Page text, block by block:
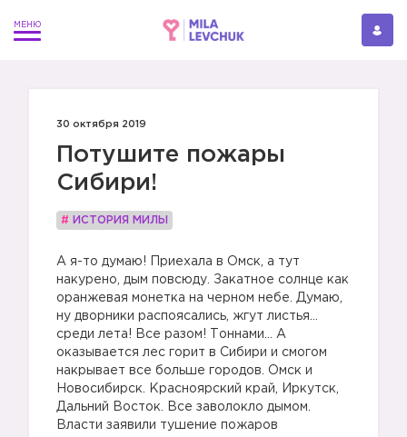
30 октября 2019
Потушите пожары
Сибири!
# ИСТОРИЯ МИЛЫ
А я-то думаю! Приехала в Омск, а тут
накурено, дым повсюду. Закатное солнце как
оранжевая монетка на черном небе. Думаю,
ну дворники распоясались, жгут листья…
среди лета! Все разом! Тоннами… А
оказывается лес горит в Сибири и смогом
накрывает все больше городов. Омск и
Новосибирск. Красноярский край, Иркутск,
Дальний Восток. Все заволокло дымом.
Власти заявили тушение пожаров